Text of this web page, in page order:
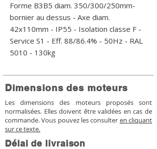
Forme B3B5 diam. 350/300/250mm-
bornier au dessus - Axe diam.
42x110mm - IP55 - Isolation classe F -
Service S1 - Eff. 88/86.4% - 50Hz - RAL
5010 - 130kg
Dimensions des moteurs
Les dimensions des moteurs proposés sont
normalisées. Elles doivent être validées en cas de
commande. Vous pouvez les consulter en cliquant
sur ce texte.
Délai de livraison